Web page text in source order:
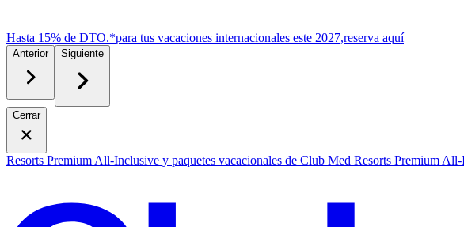
Hasta 15% de DTO.*para tus vacaciones internacionales este 2027,reserva aquí
Anterior Siguiente
Cerrar
Resorts Premium All-Inclusive y paquetes vacacionales de Club Med Resorts Premium